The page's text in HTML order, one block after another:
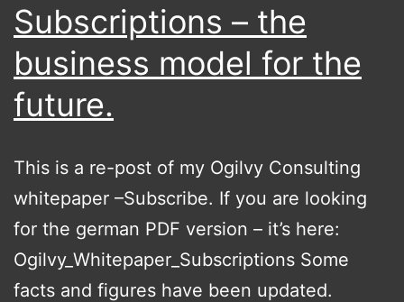
Subscriptions – the
business model for the
future.
This is a re-post of my Ogilvy Consulting
whitepaper –Subscribe. If you are looking
for the german PDF version – it’s here:
Ogilvy_Whitepaper_Subscriptions Some
facts and figures have been updated.